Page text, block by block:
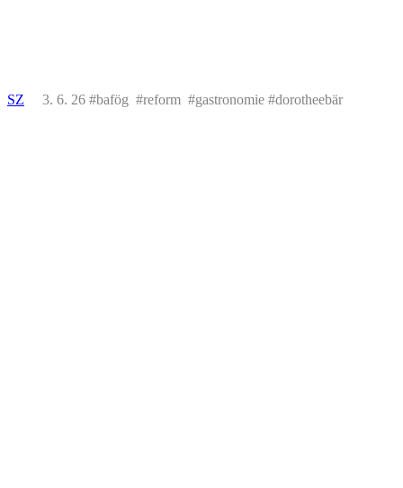
SZ 3. 6. 26 #bafög #reform #gastronomie #dorotheebär